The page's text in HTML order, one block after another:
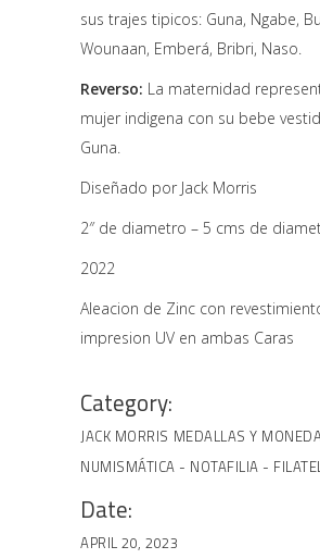
sus trajes tipicos: Guna, Ngabe,
Wounaan, Emberá, Bribri, Naso.
Reverso: La maternidad
mujer indigena con su bebe
Guna.
Diseñado por Jack Morris
2″ de diametro – 5 cms de
2022
Aleacion de Zinc con
impresion UV en ambas Caras
Category:
JACK MORRIS MEDALLAS Y
NUMISMÁTICA - NOTAFILIA -
Date:
APRIL 20, 2023